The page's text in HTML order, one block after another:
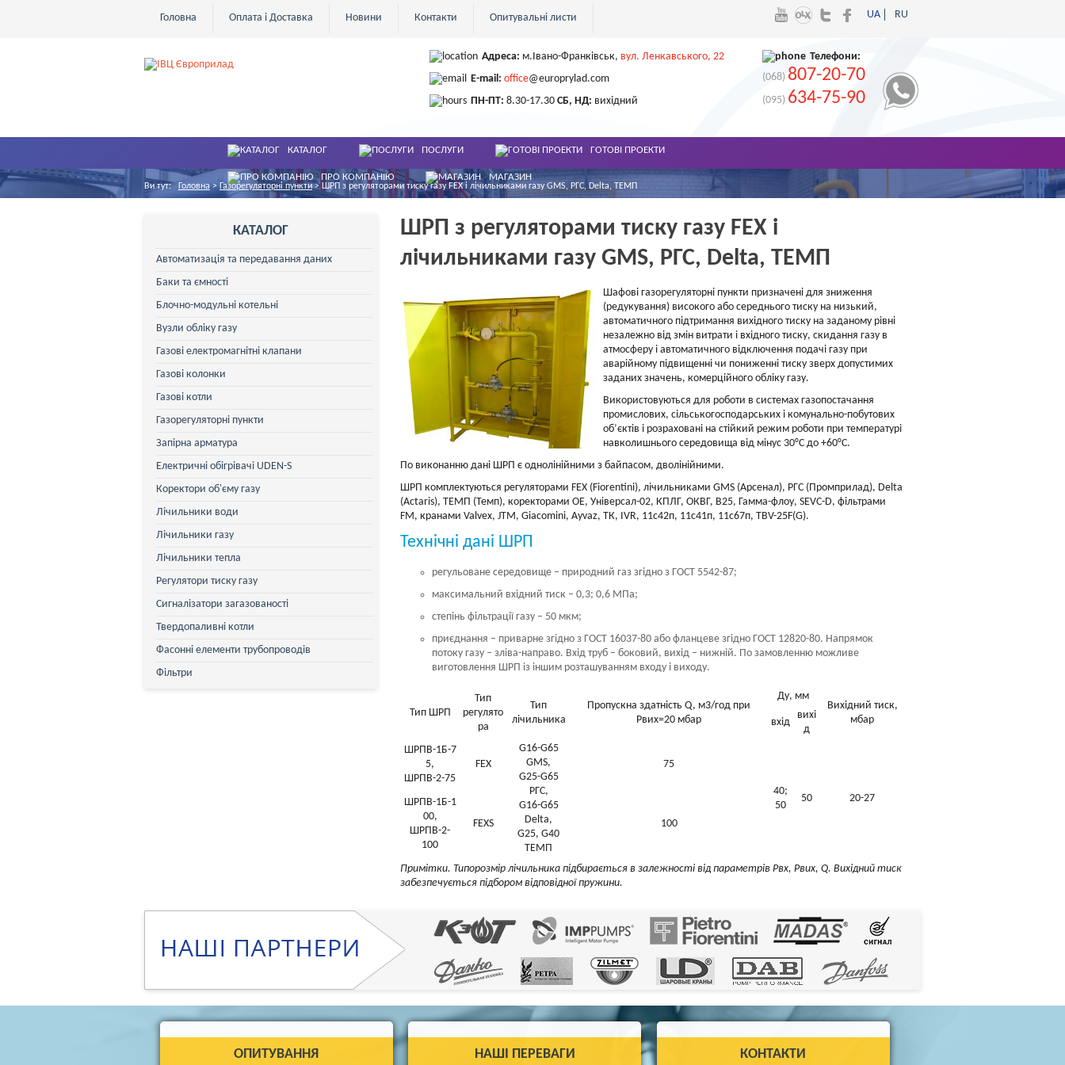
Головна Оплата і Доставка Новини Контакти Опитувальні листи UA RU
Адреса: м.Івано-Франківськ, вул. Ленкавського, 22
E-mail: office@europrylad.com
ПН-ПТ: 8.30-17.30 СБ, НД: вихідний
Телефони:
(068) 807-20-70
(095) 634-75-90
КАТАЛОГ ПОСЛУГИ ГОТОВІ ПРОЕКТИ
ПРО КОМПАНІЮ МАГАЗИН
Ви тут: Головна > Газорегуляторні пункти > ШРП з регуляторами тиску газу FEX і лічильниками газу GMS, РГС, Delta, ТЕМП
КАТАЛОГ
Автоматизація та передавання даних
Баки та ємності
Блочно-модульні котельні
Вузли обліку газу
Газові електромагнітні клапани
Газові колонки
Газові котли
Газорегуляторні пункти
Запірна арматура
Електричні обігрівачі UDEN-S
Коректори об'єму газу
Лічильники води
Лічильники газу
Лічильники тепла
Регулятори тиску газу
Сигналізатори загазованості
Твердопаливні котли
Фасонні елементи трубопроводів
Фільтри
ШРП з регуляторами тиску газу FEX і
лічильниками газу GMS, РГС, Delta, ТЕМП
Шафові газорегуляторні пункти призначені для зниження
(редукування) високого або середнього тиску на низький,
автоматичного підтримання вихідного тиску на заданому рівні
незалежно від змін витрати і вхідного тиску, скидання газу в
атмосферу і автоматичного відключення подачі газу при
аварійному підвищенні чи пониженні тиску зверх допустимих
заданих значень, комерційного обліку газу.
Використовуються для роботи в системах газопостачання
промислових, сільськогосподарських і комунально-побутових
об’єктів і розраховані на стійкий режим роботи при температурі
навколишнього середовища від мінус 30°С до +60°С.
По виконанню дані ШРП є однолінійними з байпасом, дволінійними.
ШРП комплектуються регуляторами FEX (Fiorentini), лічильниками GMS (Арсенал), РГС (Промприлад), Delta
(Actaris), ТЕМП (Темп), коректорами OE, Універсал-02, КПЛГ, ОКВГ, В25, Гамма-флоу, SEVC-D, фільтрами
FM, кранами Valvex, JTM, Giacomini, Ayvaz, ТК, IVR, 11с42п, 11с41п, 11с67п, TBV-25F(G).
Технічні дані ШРП
регульоване середовище – природний газ згідно з ГОСТ 5542-87;
максимальний вхідний тиск – 0,3; 0,6 МПа;
степінь фільтрації газу – 50 мкм;
приєднання – приварне згідно з ГОСТ 16037-80 або фланцеве згідно ГОСТ 12820-80. Напрямок
потоку газу – зліва-направо. Вхід труб – боковий, вихід – нижній. По замовленню можливе
виготовлення ШРП із іншим розташуванням входу і виходу.
Тип ШРП
Тип
регулято
ра
Тип
лічильника
Пропускна здатність Q, м3/год при
Рвих=20 мбар
Ду, мм
Вихідний тиск,
мбар
вхід
вихі
д
ШРПВ-1Б-7
5,
ШРПВ-2-75
FEX
G16-G65
GMS,
G25-G65
РГС,
G16-G65
Delta,
G25, G40
ТЕМП
75
40;
50
50 20-27
ШРПВ-1Б-1
00,
ШРПВ-2-
100
FEXS 100
Примітки. Типорозмір лічильника підбирається в залежності від параметрів Рвх, Рвих, Q. Вихідний тиск
забезпечується підбором відповідної пружини.
ОПИТУВАННЯ НАШІ ПЕРЕВАГИ КОНТАКТИ